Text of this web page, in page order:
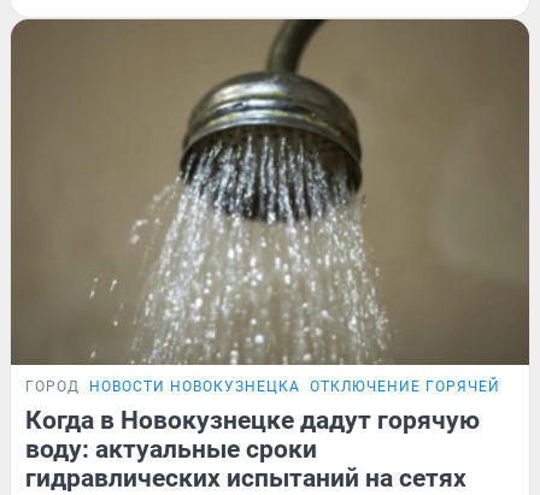
ГОРОД НОВОСТИ НОВОКУЗНЕЦКА ОТКЛЮЧЕНИЕ ГОРЯЧЕЙ
Когда в Новокузнецке дадут горячую
воду: актуальные сроки
гидравлических испытаний на сетях